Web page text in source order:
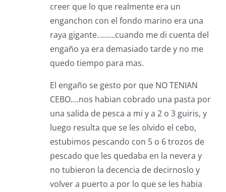
creer que lo que realmente era un
enganchon con el fondo marino era una
raya gigante………cuando me di cuenta del
engaño ya era demasiado tarde y no me
quedo tiempo para mas.
El engaño se gesto por que NO TENIAN
CEBO….nos habian cobrado una pasta por
una salida de pesca a mi y a 2 o 3 guiris, y
luego resulta que se les olvido el cebo,
estubimos pescando con 5 o 6 trozos de
pescado que les quedaba en la nevera y
no tubieron la decencia de decirnoslo y
volver a puerto a por lo que se les habia